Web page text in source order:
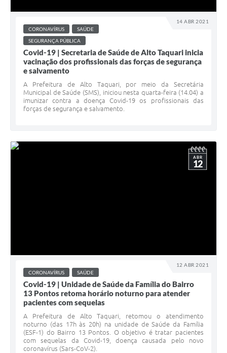
14 ABR 2021
CORONAVÍRUS
SAÚDE
SEGURANÇA PÚBLICA
Covid-19 | Secretaria de Saúde de Alto Taquari inicia
vacinação dos profissionais das forças de segurança
e salvamento
A Prefeitura de Alto Taquari, por meio da Secretária
Municipal de Saúde (SMS), iniciou nesta quarta-feira (14.04) a
imunizar contra a doença Covid-19 os profissionais das
forças de segurança e salvamento.
12 ABR 2021
ABR
12
CORONAVÍRUS SAÚDE
Covid-19 | Unidade de Saúde da Família do Bairro
13 Pontos retoma horário noturno para atender
pacientes com sequelas
A Prefeitura de Alto Taquari, retomou o atendimento
noturno (das 17h às 20h) na unidade de Saúde da Família
(ESF-1) do Bairro 13 Pontos. O objetivo é tratar pacientes
com sequelas da Covid-19, doença causada pelo novo
coronavírus (Sars-CoV-2).